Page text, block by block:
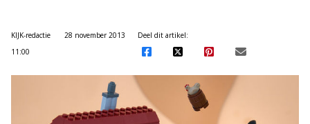
KIJK-redactie
28 november 2013
11:00
Deel dit artikel: